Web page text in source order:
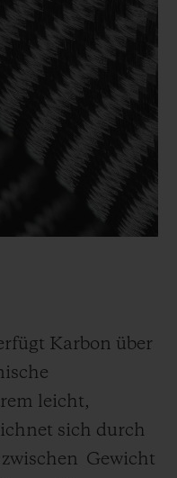
Karbon über
leicht,
sich durch
Gewicht